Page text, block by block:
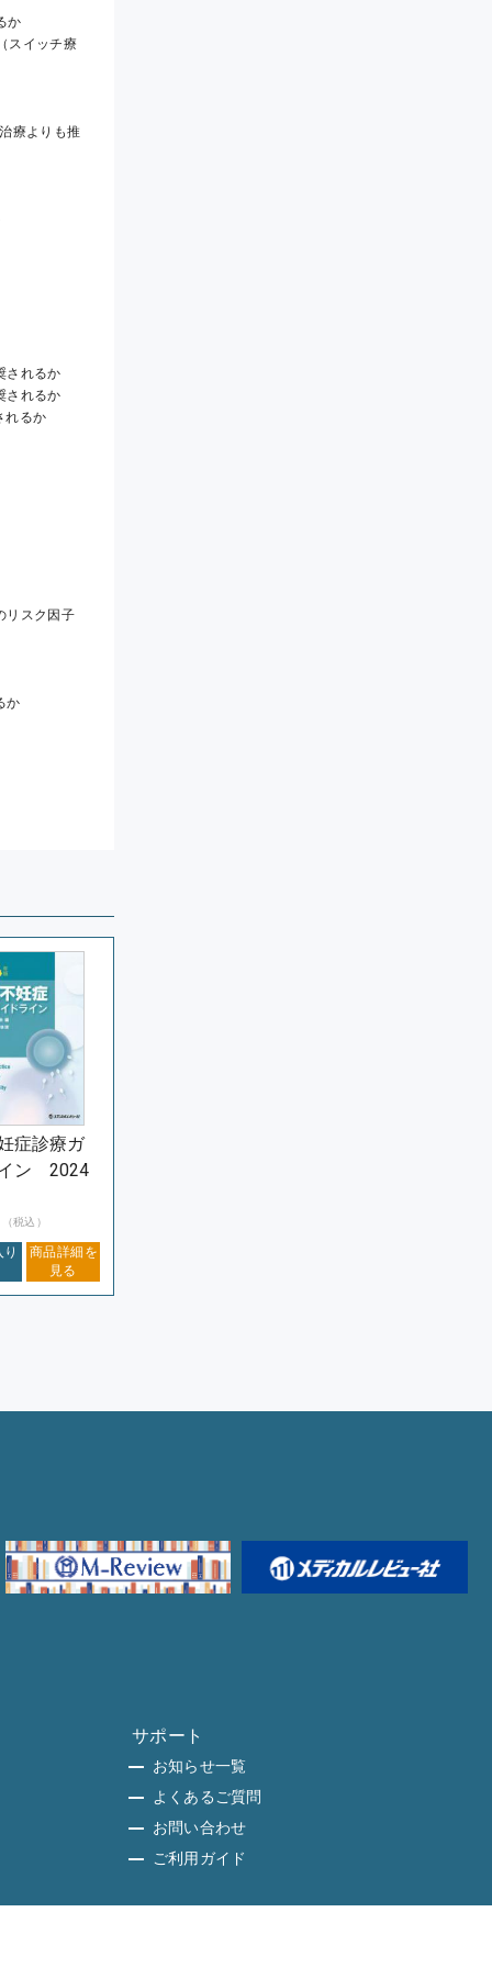
か
スイッチ療
療よりも推
されるか
されるか
れるか
リスク因⼦
か
症診療ガ
ン 2024
（税込）
商品詳細を
見る
サポート
お知らせ一覧
よくあるご質問
お問い合わせ
ご利用ガイド